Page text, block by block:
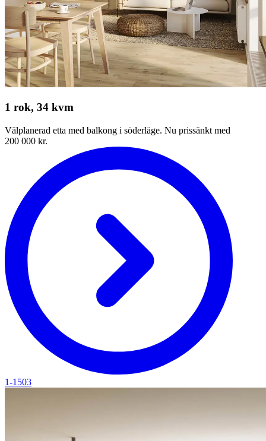
1 rok, 34 kvm
Välplanerad etta med balkong i söderläge. Nu prissänkt med
200 000 kr.
1-1503